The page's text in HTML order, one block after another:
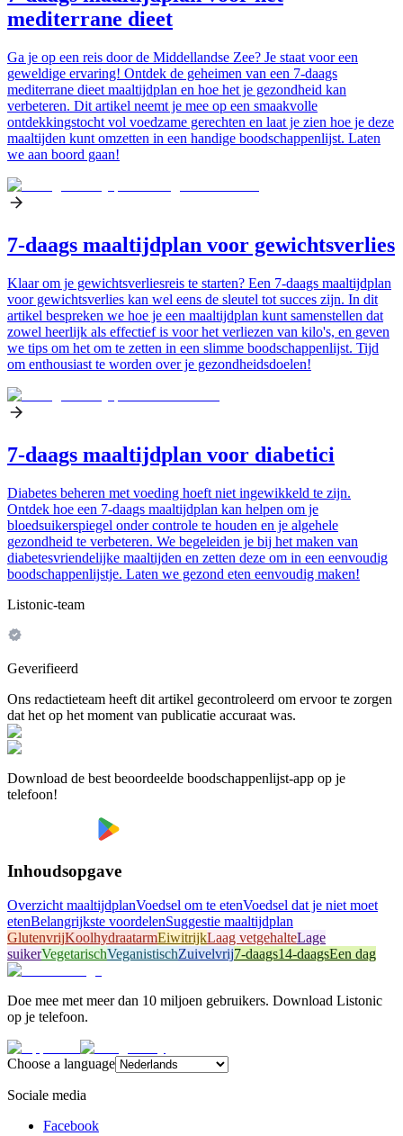
mediterrane dieet
Ga je op een reis door de Middellandse Zee? Je staat voor een
geweldige ervaring! Ontdek de geheimen van een 7-daags
mediterrane dieet maaltijdplan en hoe het je gezondheid kan
verbeteren. Dit artikel neemt je mee op een smaakvolle
ontdekkingstocht vol voedzame gerechten en laat je zien hoe je deze
maaltijden kunt omzetten in een handige boodschappenlijst. Laten
we aan boord gaan!
7-daags maaltijdplan voor gewichtsverlies
Klaar om je gewichtsverliesreis te starten? Een 7-daags maaltijdplan
voor gewichtsverlies kan wel eens de sleutel tot succes zijn. In dit
artikel bespreken we hoe je een maaltijdplan kunt samenstellen dat
zowel heerlijk als effectief is voor het verliezen van kilo's, en geven
we tips om het om te zetten in een slimme boodschappenlijst. Tijd
om enthousiast te worden over je gezondheidsdoelen!
7-daags maaltijdplan voor diabetici
Diabetes beheren met voeding hoeft niet ingewikkeld te zijn.
Ontdek hoe een 7-daags maaltijdplan kan helpen om je
bloedsuikerspiegel onder controle te houden en je algehele
gezondheid te verbeteren. We begeleiden je bij het maken van
diabetesvriendelijke maaltijden en zetten deze om in een eenvoudig
boodschappenlijstje. Laten we gezond eten eenvoudig maken!
Listonic-team
Geverifieerd
Ons redactieteam heeft dit artikel gecontroleerd om ervoor te zorgen
dat het op het moment van publicatie accuraat was.
Download de best beoordeelde boodschappenlijst-app op je
telefoon!
Inhoudsopgave
Overzicht maaltijdplanVoedsel om te etenVoedsel dat je niet moet
etenBelangrijkste voordelenSuggestie maaltijdplan
GlutenvrijKoolhydraatarmEiwitrijkLaag vetgehalteLage
suikerVegetarischVeganistischZuivelvrij7-daags14-daagsEen dag
Doe mee met meer dan 10 miljoen gebruikers. Download Listonic
op je telefoon.
Choose a language
Sociale media
Facebook